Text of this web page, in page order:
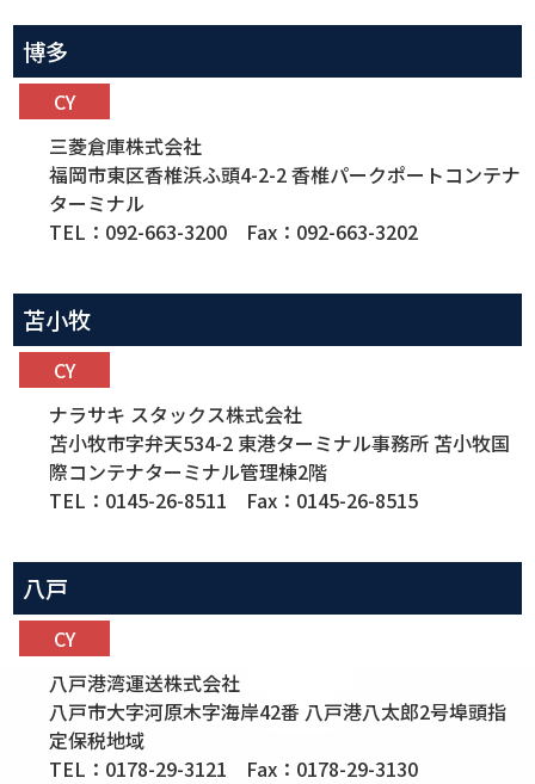
博多
CY
三菱倉庫株式会社
福岡市東区香椎浜ふ頭4-2-2 香椎パークポートコンテナ
ターミナル
TEL：092-663-3200 Fax：092-663-3202
苫小牧
CY
ナラサキ スタックス株式会社
苫小牧市字弁天534-2 東港ターミナル事務所 苫小牧国
際コンテナターミナル管理棟2階
TEL：0145-26-8511 Fax：0145-26-8515
八戸
CY
八戸港湾運送株式会社
八戸市大字河原木字海岸42番 八戸港八太郎2号埠頭指
定保税地域
TEL：0178-29-3121 Fax：0178-29-3130